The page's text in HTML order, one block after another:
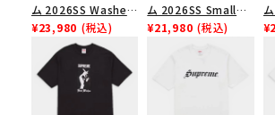
ム 2026SS Washed
Chino Twill Camp
Cap ウォッシュド チ
ノツイル キャンプキャ
ップ ブラック
¥23,980 (税込)
ム 2026SS Small
Box Tee スモールボ
¥21,980 (税込)